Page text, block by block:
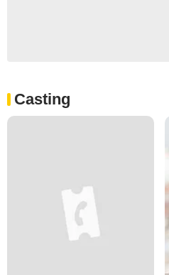
Casting